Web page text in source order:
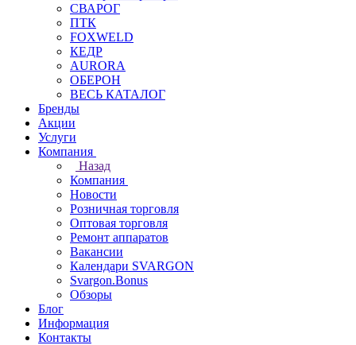
СВАРОГ
ПТК
FOXWELD
КЕДР
AURORA
ОБЕРОН
ВЕСЬ КАТАЛОГ
Бренды
Акции
Услуги
Компания
Назад
Компания
Новости
Розничная торговля
Оптовая торговля
Ремонт аппаратов
Вакансии
Календари SVARGON
Svargon.Bonus
Обзоры
Блог
Информация
Контакты